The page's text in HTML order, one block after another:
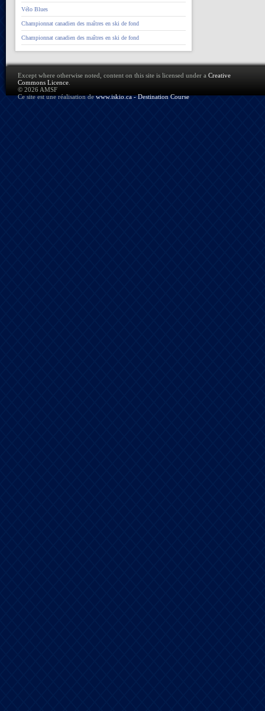
Vélo Blues
Championnat canadien des maîtres en ski de fond
Championnat canadien des maîtres en ski de fond
Except where otherwise noted, content on this site is licensed under a Creative
Commons Licence
© 2026 AMSF
Ce site est une réalisation dewww.iskio.ca - Destination Course